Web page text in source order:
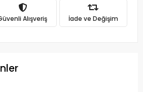
Alışveriş İade ve Değişim